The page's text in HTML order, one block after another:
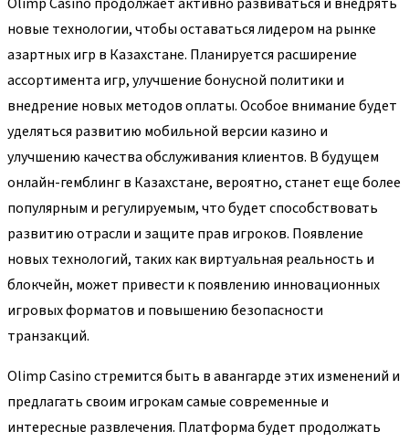
новые технологии, чтобы оставаться лидером на рынке
азартных игр в Казахстане. Планируется расширение
ассортимента игр, улучшение бонусной политики и
внедрение новых методов оплаты. Особое внимание будет
уделяться развитию мобильной версии казино и
улучшению качества обслуживания клиентов. В будущем
онлайн-гемблинг в Казахстане, вероятно, станет еще более
популярным и регулируемым, что будет способствовать
развитию отрасли и защите прав игроков. Появление
новых технологий, таких как виртуальная реальность и
блокчейн, может привести к появлению инновационных
игровых форматов и повышению безопасности
транзакций.
Olimp Casino стремится быть в авангарде этих изменений и
предлагать своим игрокам самые современные и
интересные развлечения. Платформа будет продолжать